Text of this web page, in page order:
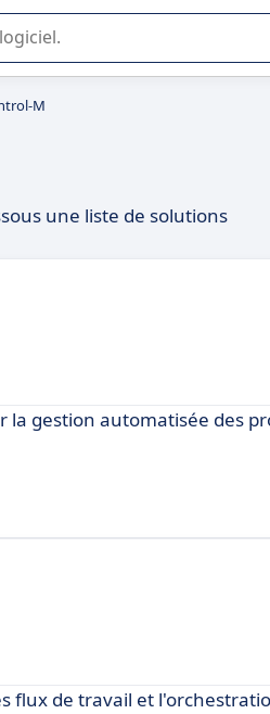
SaaS en entreprise.
M
une liste de solutions
gestion automatisée des
flux de travail et